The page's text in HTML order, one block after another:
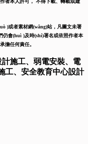
本人許可， 不得下載、轉載或建
者素材網(wǎng)站，凡圖文未署
們仍會(huì )及時(shí)署名或依照作者本
任何責任。